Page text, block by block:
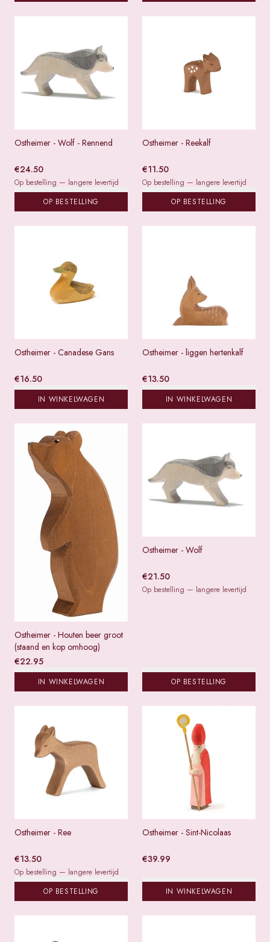
Ostheimer - Wolf - Rennend
€24.50
Op bestelling — langere levertijd
OP BESTELLING
Ostheimer - Reekalf
€11.50
Op bestelling — langere levertijd
OP BESTELLING
Ostheimer - Canadese Gans
€16.50
IN WINKELWAGEN
Ostheimer - liggen hertenkalf
€13.50
IN WINKELWAGEN
Ostheimer - Houten beer groot
(staand en kop omhoog)
€22.95
IN WINKELWAGEN
Ostheimer - Wolf
€21.50
Op bestelling — langere levertijd
OP BESTELLING
Ostheimer - Ree
€13.50
Op bestelling — langere levertijd
OP BESTELLING
Ostheimer - Sint-Nicolaas
€39.99
IN WINKELWAGEN